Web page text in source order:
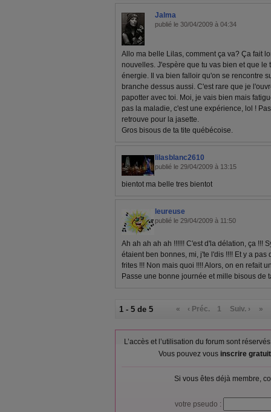
Jalma
publié le 30/04/2009 à 04:34
Allo ma belle Lilas, comment ça va? Ça fait
nouvelles. J'espère que tu vas bien et que le
énergie. Il va bien falloir qu'on se rencontre
branche dessus aussi. C'est rare que je
papotter avec toi. Moi, je vais bien mais
pas la maladie, c'est une expérience, lol !
retrouve pour la jasette.
Gros bisous de ta tite québécoise.
lilasblanc2610
publié le 29/04/2009 à 13:15
bientot ma belle tres bientot
leureuse
publié le 29/04/2009 à 11:50
Ah ah ah ah ah !!!!!! C'est d'la délation, ça !!!
étaient ben bonnes, mi, j'te l'dis !!!! Et y a
frites !!! Non mais quoi !!!! Alors, on en refait
Passe une bonne journée et mille bisous de
1 - 5 de 5 « ‹ Préc. 1 Suiv. › »
L’accès et l’utilisation du forum sont
Vous pouvez vous inscrire
Si vous êtes déjà membre,
votre pseudo :